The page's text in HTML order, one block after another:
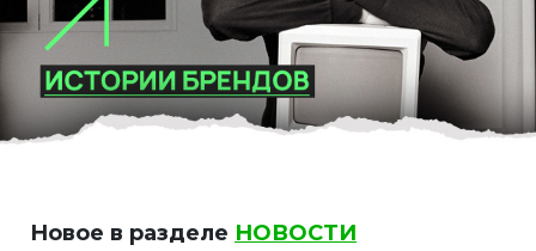
Новое в разделе НОВОСТИ